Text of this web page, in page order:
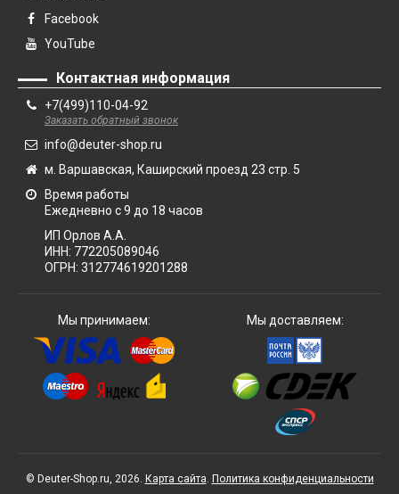
Facebook
YouTube
Контактная информация
+7(499)110-04-92
Заказать обратный звонок
info@deuter-shop.ru
м. Варшавская, Каширский проезд 23 стр. 5
Время работы
Ежедневно с 9 до 18 часов
ИП Орлов А.А.
ИНН: 772205089046
ОГРН: 312774619201288
Мы принимаем: Мы доставляем:
© Deuter-Shop.ru, 2026. Карта сайта. Политика конфиденциальности